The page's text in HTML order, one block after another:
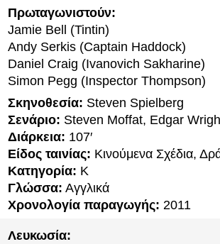
Πρωταγωνιστούν:
Jamie Bell (Tintin)
Andy Serkis (Captain Haddock)
Daniel Craig (Ivanovich Sakharine)
Simon Pegg (Inspector Thompson)
Σκηνοθεσία: Steven Spielberg
Σενάριο: Steven Moffat, Edgar
Διάρκεια: 107′
Είδος ταινίας: Κινούμενα Σχέδια,
Κατηγορία: K
Γλώσσα: Αγγλικά
Χρονολογία παραγωγής: 2011
Λευκωσία: